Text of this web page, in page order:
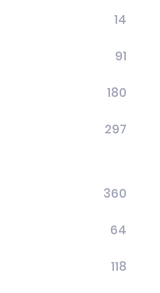
14
91
180
297
360
64
118